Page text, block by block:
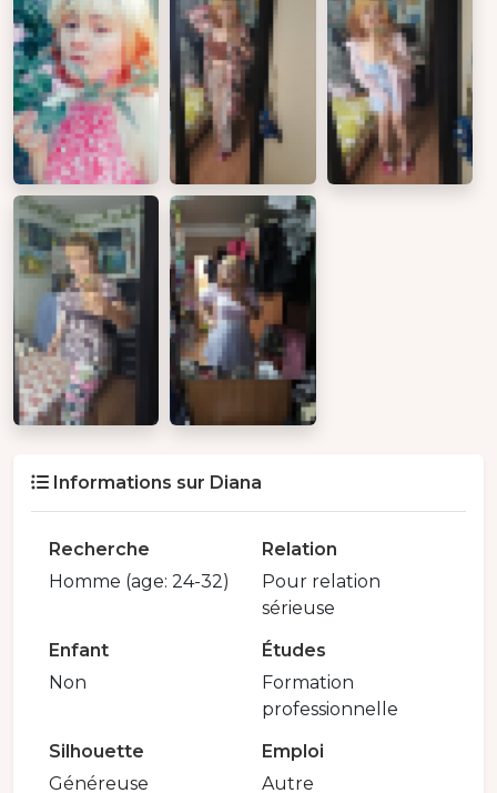
Informations sur Diana
Recherche
Homme (age: 24-32)
Relation
Pour relation
sérieuse
Enfant
Non
Études
Formation
professionnelle
Silhouette
Généreuse
Emploi
Autre